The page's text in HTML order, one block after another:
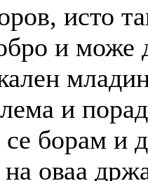
исто
и може
и
борам и
оваа